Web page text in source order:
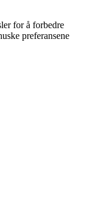
for å forbedre
preferansene